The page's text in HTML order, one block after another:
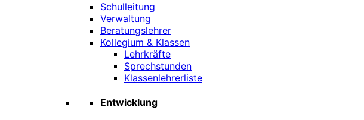
Schulleitung
Verwaltung
Beratungslehrer
Kollegium & Klassen
Lehrkräfte
Sprechstunden
Klassenlehrerliste
Entwicklung